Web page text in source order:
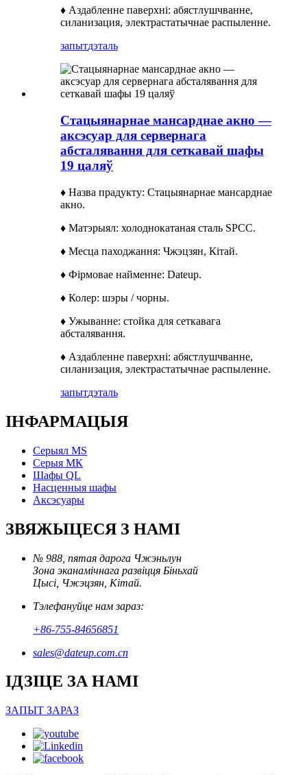
♦ Аздабленне паверхні: абястлушчванне,
силанизация, электрастатычнае распыленне.
запытдэталь
Стацыянарнае мансарднае акно —
аксэсуар для сервернага
абсталявання для сеткавай шафы
19 цаляў
♦ Назва прадукту: Стацыянарнае мансарднае
акно.
♦ Матэрыял: холоднокатаная сталь SPCC.
♦ Месца паходжання: Чжэцзян, Кітай.
♦ Фірмовае найменне: Dateup.
♦ Колер: шэры / чорны.
♦ Ужыванне: стойка для сеткавага
абсталявання.
♦ Аздабленне паверхні: абястлушчванне,
силанизация, электрастатычнае распыленне.
запытдэталь
ІНФАРМАЦЫЯ
Серыял MS
Серыя МК
Шафы QL
Насценныя шафы
Аксэсуары
ЗВЯЖЫЦЕСЯ З НАМІ
№ 988, пятая дарога Чжэньлун
Зона эканамічнага развіцця Біньхай
Цысі, Чжэцзян, Кітай.
Тэлефануйце нам зараз:
+86-755-84656851
sales@dateup.com.cn
ІДЗІЦЕ ЗА НАМІ
ЗАПЫТ ЗАРАЗ